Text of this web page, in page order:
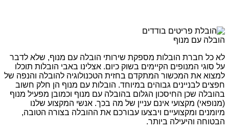
הובלה עם מנוף
לא כל חברת הובלות מספקת שירותי הובלה עם מנוף, שלא לדבר
על סוגי המנופים הקיימים בשוק כיום. אצלינו באבי הובלות תוכלו
למצוא את המכשור המתקדם בחזית הטכנולוגיה להובלה והנפה של
חפצים לבניינים גבוהים במיוחד. הובלות עם מנוף הן חלק חשוב
בהובלה שכן החיסכון הגלום בהובלה עם מנוף וכמובן מפעיל מנוף
(מנופאי) מקצועי אינם עניין של מה בכך. אנשי המקצוע שלנו
מיומנים ומקצועיים ויבצעו עבורכם את ההובלה בצורה הטובה,
הבטוחה והיעילה ביותר.